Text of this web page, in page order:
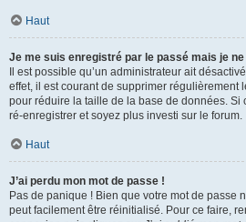
Haut
Je me suis enregistré par le passé mais je
Il est possible qu’un administrateur ait
effet, il est courant de supprimer régulièrement
pour réduire la taille de la base de données. Si
ré-enregistrer et soyez plus investi sur le forum.
Haut
J’ai perdu mon mot de passe !
Pas de panique ! Bien que votre mot de passe
peut facilement être réinitialisé. Pour ce faire,